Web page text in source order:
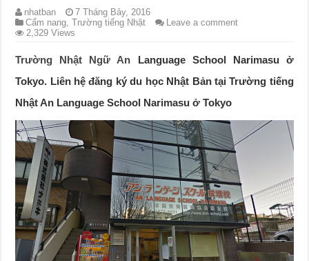
nhatban
7 Tháng Bảy, 2016
Cẩm nang,Trường tiếng Nhật
Leave a comment
2,329 Views
Trường Nhật Ngữ An Language School Narimasu ở
Tokyo. Liên hệ đăng ký du học Nhật Bản tại Trường tiếng
Nhật An Language School Narimasu ở Tokyo